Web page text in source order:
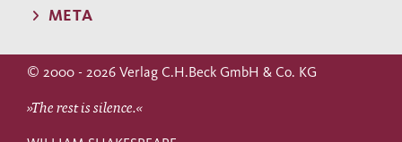
META
© 2000 - 2026 Verlag C.H.Beck GmbH & Co. KG
»The rest is silence.«